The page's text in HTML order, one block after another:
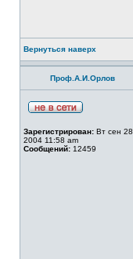
Вернуться наверх
Проф.А.И.Орлов
Зарегистрирован: Вт сен 28,
2004 11:58 am
Сообщений: 12459